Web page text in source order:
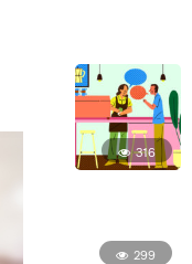
316
299